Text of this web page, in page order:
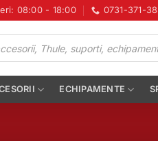
08:00 - 18:00 0731-371-
ECHIPAMENTE